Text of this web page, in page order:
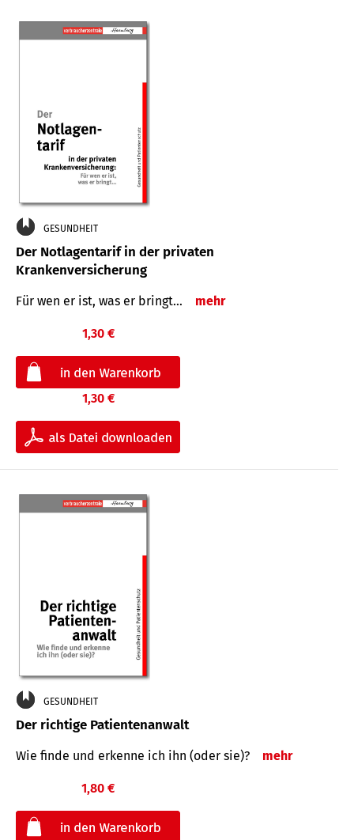
GESUNDHEIT
Der Notlagentarif in der privaten
Krankenversicherung
Für wen er ist, was er bringt… mehr
1,30 €
1,30 €
GESUNDHEIT
Der richtige Patientenanwalt
Wie finde und erkenne ich ihn (oder sie)? mehr
1,80 €